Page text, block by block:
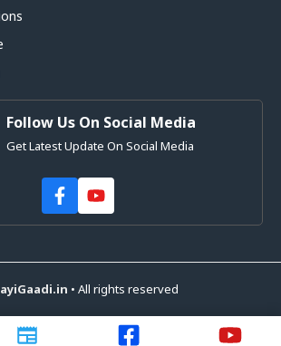
Follow Us On Social Media
Get Latest Update On Social Media
• All rights reserved